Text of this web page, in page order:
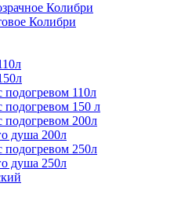
Колибри
Колибри
подогревом 110л
подогревом 150 л
подогревом 200л
душа 200л
подогревом 250л
душа 250л